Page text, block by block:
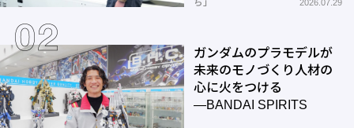
2026.07.29
ガンダムのプラモデルが
未来のモノづくり人材の
心に火をつける
―BANDAI SPIRITS